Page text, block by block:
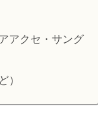
アクセ・サング
）